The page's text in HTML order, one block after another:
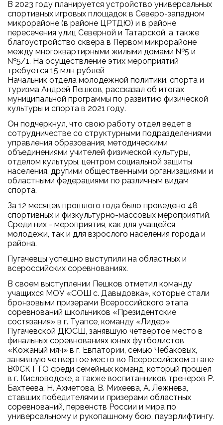
В 2023 году планируется устройство универсальных
спортивных игровых площадок в Северо-западном
микрорайоне (в районе ЦРТДЮ) и в районе
пересечения улиц Северной и Татарской, а также
благоустройство сквера в Первом микрорайоне
между многоквартирными жилыми домами №5 и
№5/1. На осуществление этих мероприятий
требуется 15 млн рублей
Начальник отдела молодежной политики, спорта и
туризма Андрей Пешков, рассказал об итогах
муниципальной программы по развитию физической
культуры и спорта в 2021 году.
Он подчеркнул, что свою работу отдел ведет в
сотрудничестве со структурными подразделениями
управления образования, методическими
объединениями учителей физической культуры,
отделом культуры, центром социальной защиты
населения, другими общественными организациями и
областными федерациями по различным видам
спорта.
За 12 месяцев прошлого года было проведено 48
спортивных и физкультурно-массовых мероприятий.
Среди них - мероприятия, как для учащейся
молодежи, так и для взрослого населения города и
района.
Пугачевцы успешно выступили на областных и
всероссийских соревнованиях.
В своем выступлении Пешков отметил команду
учащихся МОУ «СОШ с. Давыдовка», которые стали
бронзовыми призерами Всероссийского этапа
соревнований школьников «Президентские
состязания» в г. Туапсе, команду «Лидер»
Пугачевской ДЮСШ, занявшую четвертое место в
финальных соревнованиях юных футболистов
«Кожаный мяч» в г. Евпатории, семью Чебаковых,
занявшую четвертое место во Всероссийском этапе
ВФСК ГТО среди семейных команд, который прошел
в г. Кисловодске, а также воспитанников тренеров Р.
Бахтеева, Н. Ахметова, В. Михеева, А. Лежнева,
ставших победителями и призерами областных
соревнований, первенств России и мира по
универсальному и рукопашному бою, пауэрлифтингу.